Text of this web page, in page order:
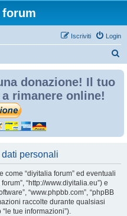
Login
Iscriviti
donazione! Il tuo
rimanere online!
personali
“diyitalia forum” ed eventuali
“http://www.diyitalia.eu”) e
“www.phpbb.com”, “phpBB
raccolte durante qualsiasi
tue informazioni”).